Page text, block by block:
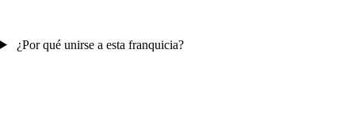
¿Por qué unirse a esta franquicia?